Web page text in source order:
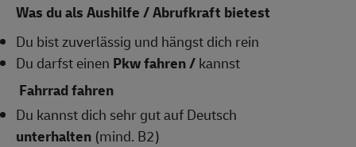
Was du als Aushilfe / Abrufkraft bietest
Du bist zuverlässig und hängst dich rein
Du darfst einen Pkw fahren /kannst
Fahrrad fahren
Du kannst dich sehr gut auf Deutsch
unterhalten (mind. B2)